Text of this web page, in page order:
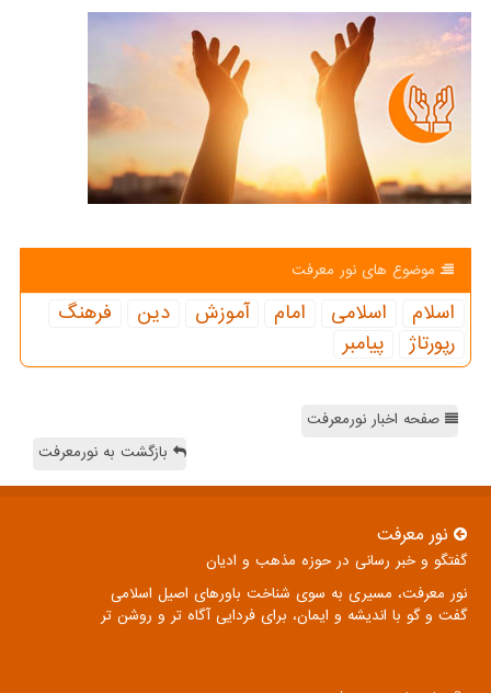
موضوع های نور معرفت
اسلام اسلامی امام آموزش دین
فرهنگ
رپورتاژ
پیامبر
صفحه اخبار نورمعرفت
بازگشت به نورمعرفت
نور معرفت
گفتگو و خبر رسانی در حوزه مذهب و ادیان
نور معرفت، مسیری به سوی شناخت باورهای اصیل اسلامی
گفت و گو با اندیشه و ایمان، برای فردایی آگاه تر و روشن تر